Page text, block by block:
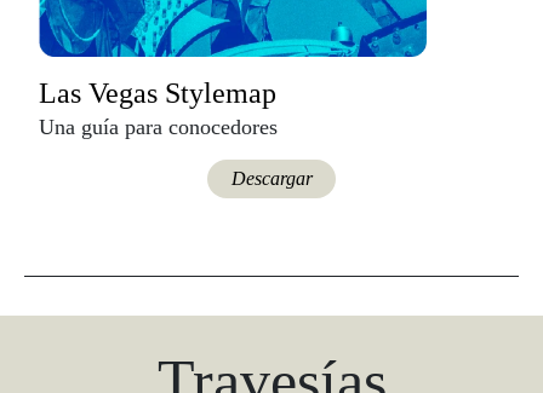
Las Vegas Stylemap
Una guía para conocedores
Descargar